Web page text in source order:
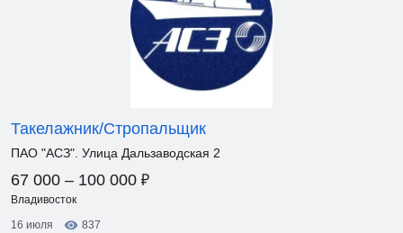
Такелажник/Стропальщик
ПАО "АСЗ". Улица Дальзаводская 2
67 000 – 100 000 ₽
Владивосток
16 июля
837